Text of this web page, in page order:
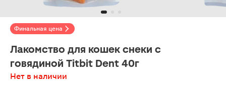
Финальная цена
Лакомство для кошек снеки с
говядиной Titbit Dent 40г
Нет в наличии